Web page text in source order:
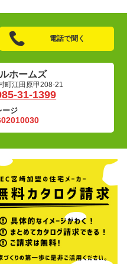
電話で聞く
ホームズ
江田原甲208-21
31-1399
ージ